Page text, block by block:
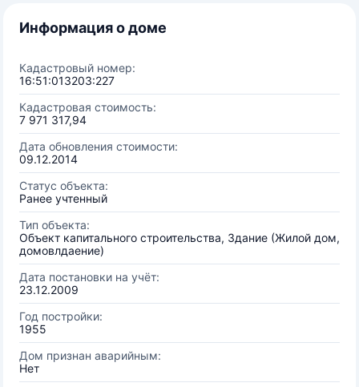
Информация о доме
Кадастровый номер:
16:51:013203:227
Кадастровая стоимость:
7 971 317,94
Дата обновления стоимости:
09.12.2014
Статус объекта:
Ранее учтенный
Тип объекта:
Объект капитального строительства, Здание (Жилой дом,
домовлдаение)
Дата постановки на учёт:
23.12.2009
Год постройки:
1955
Дом признан аварийным:
Нет